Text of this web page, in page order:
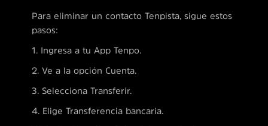
Para eliminar un contacto Tenpista, sigue estos
pasos:
1. Ingresa a tu App Tenpo.
2. Ve a la opción Cuenta.
3. Selecciona Transferir.
4. Elige Transferencia bancaria.